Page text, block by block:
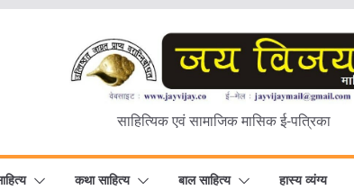
साहित्यिक एवं सामाजिक मासिक ई-पत्रिका
कथा साहित्य बाल साहित्य हास्य व्यंग्य